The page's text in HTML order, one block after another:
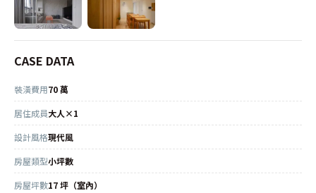
CASE DATA
裝潢費用70 萬
居住成員大人×1
設計風格現代風
房屋類型小坪數
房屋坪數17 坪（室內）